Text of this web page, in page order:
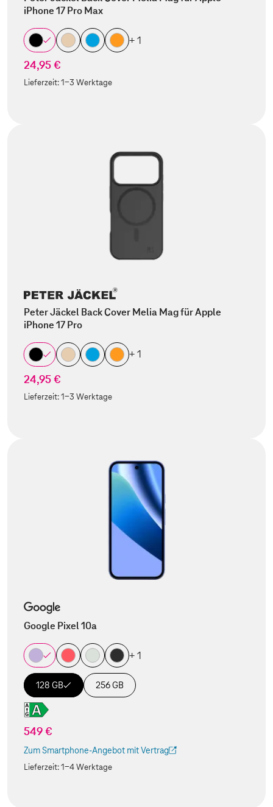
iPhone 17 Pro Max
+ 1
24,95 €
Lieferzeit:1-3 Werktage
Peter Jäckel Back Cover Melia Mag für Apple
iPhone 17 Pro
+ 1
24,95 €
Lieferzeit:1-3 Werktage
Google Pixel 10a
+ 1
128 GB 256 GB
549 €
Zum Smartphone-Angebot mit Vertrag
(Der Link wird in einem neuen Tab geöffnet)
Lieferzeit:1-4 Werktage